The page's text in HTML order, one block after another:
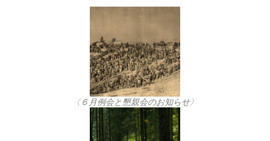
〈６月例会と懇親会のお知らせ〉